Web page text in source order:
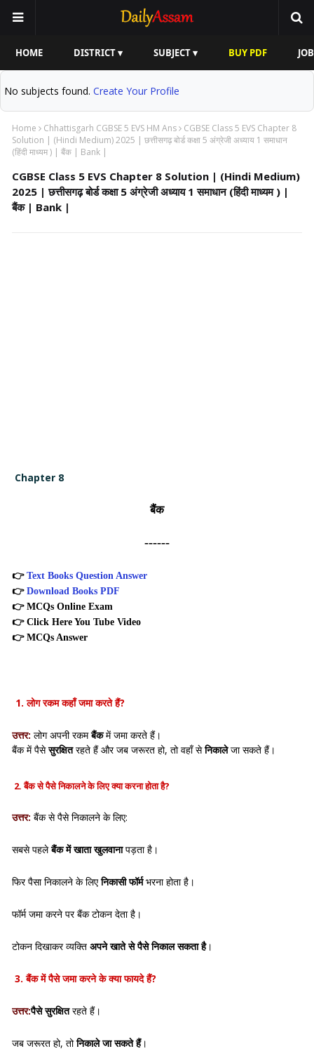
HOME DISTRICT ▾ SUBJECT ▾ BUY PDF
No subjects found. Create Your Profile
Home Chhattisgarh CGBSE 5 EVS HM Ans
CGBSE Class 5 EVS Chapter 8
Solution | (Hindi Medium) 2025 | छत्तीसगढ़ बोर्ड कक्षा 5 अंग्रेजी अध्याय 1 समाधान
(हिंदी माध्यम ) | बैंक | Bank |
CGBSE Class 5 EVS Chapter 8 Solution | (Hindi Medium)
2025 | छत्तीसगढ़ बोर्ड कक्षा 5 अंग्रेजी अध्याय 1 समाधान (हिंदी माध्यम ) |
बैंक | Bank |
Chapter 8
बैंक
------
👉 Text Books Question Answer
👉 Download Books PDF
👉MCQs Online Exam
👉Click Here You Tube Video
👉MCQs Answer
1. लोग रकम कहाँ जमा करते हैं?
उत्तर: लोग अपनी रकमबैंकमें जमा करते हैं।
बैंक में पैसेसुरक्षितरहते हैं और जब जरूरत हो, तो वहाँ सेनिकालेजा सकते हैं।
2. बैंक से पैसे निकालने के लिए क्या करना होता है?
उत्तर: बैंक से पैसे निकालने के लिए:
सबसे पहलेबैंक में खाता खुलवानापड़ता है।
फिर पैसा निकालने के लिएनिकासी फॉर्मभरना होता है।
फॉर्म जमा करने पर बैंक टोकन देता है।
टोकन दिखाकर व्यक्ति अपने खाते से पैसे निकाल सकता है।
3. बैंक में पैसे जमा करने के क्या फायदे हैं?
उत्तर:पैसे सुरक्षितरहते हैं।
जब जरूरत हो, तोनिकाले जा सकते हैं।